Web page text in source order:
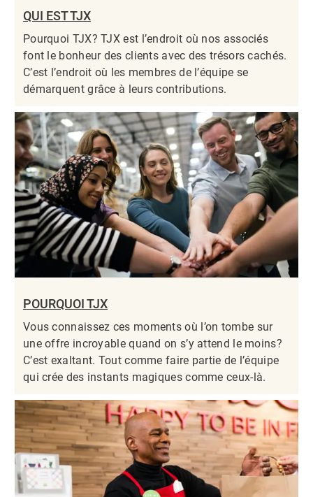
QUI EST TJX
Pourquoi TJX? TJX est l’endroit où nos associés
font le bonheur des clients avec des trésors cachés.
C’est l’endroit où les membres de l’équipe se
démarquent grâce à leurs contributions.​​​​​​​
POURQUOI TJX
Vous connaissez ces moments où l’on tombe sur
une offre incroyable quand on s’y attend le moins?
C’est exaltant. Tout comme faire partie de l’équipe
qui crée des instants magiques comme ceux-là.​​​​​​​